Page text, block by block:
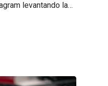
levantando la…